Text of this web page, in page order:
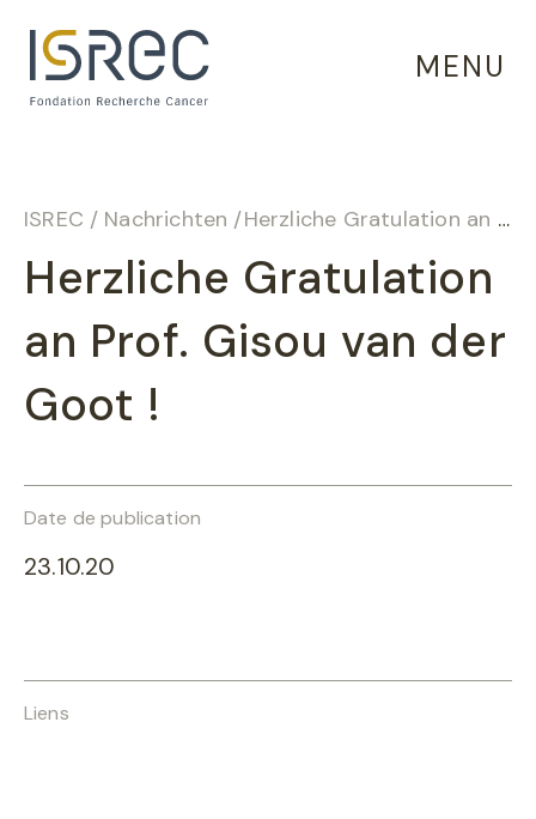
MENU
ISREC / Nachrichten /Herzliche Gratulation an Prof. Gisou van der Goot !
Herzliche Gratulation
an Prof. Gisou van der
Goot !
Date de publication
23.10.20
Liens